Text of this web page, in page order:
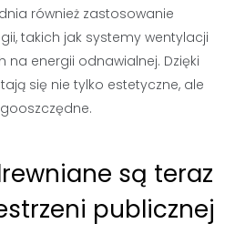
również zastosowanie
takich jak systemy wentylacji
energii odnawialnej. Dzięki
się nie tylko estetyczne, ale
są teraz
publicznej